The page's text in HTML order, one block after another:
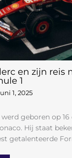
en zijn reis
1
1, 2025
geboren op 16
Hij staat
getalenteerde